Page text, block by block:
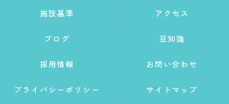
施設基準 アクセス
ブログ 豆知識
採用情報 お問い合わせ
プライバシーポリシー サイトマップ